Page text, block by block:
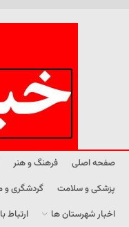
صفحه اصلی فرهنگ و هنر
پزشکی و سلامت
گردشگری و
اخبار شهرستان ها
ارتباط